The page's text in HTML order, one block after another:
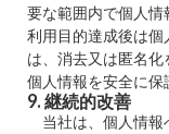
要な範囲内で個人
利用目的達成後は個
は、消去又は匿名化
個人情報を安全に保
9. 継続的改善
当社は、個人情報